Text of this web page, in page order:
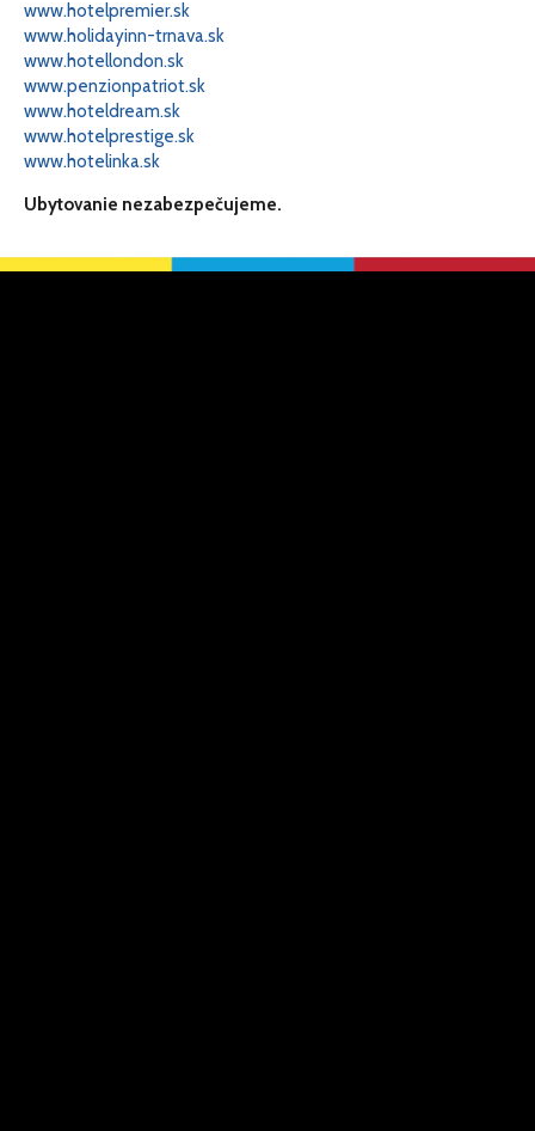
www.hotelpremier.sk
www.holidayinn-trnava.sk
www.hotellondon.sk
www.penzionpatriot.sk
www.hoteldream.sk
www.hotelprestige.sk
www.hotelinka.sk
Ubytovanie nezabezpečujeme.